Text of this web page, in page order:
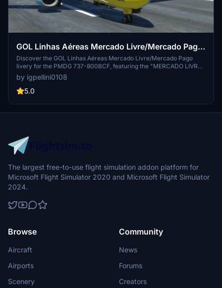
GOL Linhas Aéreas Mercado Livre/Mercado Pago
PS/GFD
Discover the GOL Linhas Aéreas Mercado Livre/Mercado Pago
livery for the PMDG 737-800BCF, featuring the "MERCADO LIVRE/
MERCADO PAGO" design based on current photos. Fly with
authenticity in the GOLLOG livery of 2023 created by Igor Pellini.
by igpellini0108
5.0
The largest free-to-use flight simulation addon platform for
Microsoft Flight Simulator 2020 and Microsoft Flight Simulator
2024.
Browse
Aircraft
Airports
Scenery
Community
News
Forums
Creators